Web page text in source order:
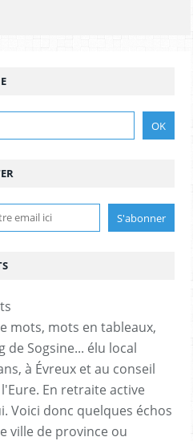
mots, mots en tableaux,
de Sogsine... élu local
à Évreux et au conseil
En retraite active
Voici donc quelques échos
ville de province ou